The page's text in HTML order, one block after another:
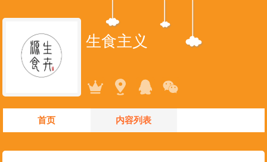
生食主义
首页 内容列表